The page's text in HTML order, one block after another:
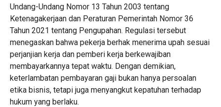
Undang-Undang Nomor 13 Tahun 2003 tentang
Ketenagakerjaan dan Peraturan Pemerintah Nomor 36
Tahun 2021 tentang Pengupahan. Regulasi tersebut
menegaskan bahwa pekerja berhak menerima upah sesuai
perjanjian kerja dan pemberi kerja berkewajiban
membayarkannya tepat waktu. Dengan demikian,
keterlambatan pembayaran gaji bukan hanya persoalan
etika bisnis, tetapi juga menyangkut kepatuhan terhadap
hukum yang berlaku.